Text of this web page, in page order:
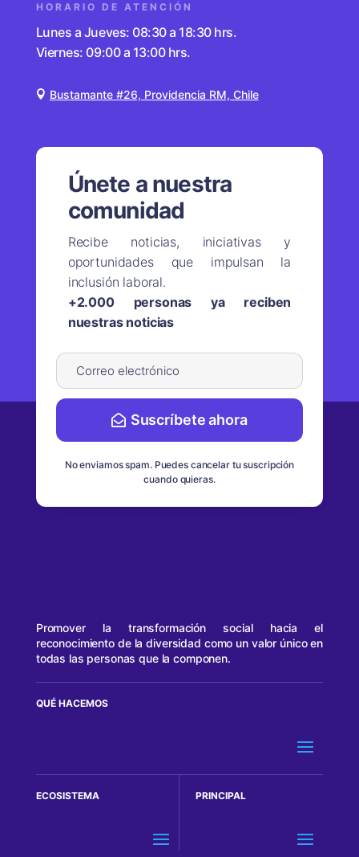
HORARIO DE ATENCIÓN
Lunes a Jueves: 08:30 a 18:30 hrs.
Viernes: 09:00 a 13:00 hrs.
Bustamante #26, Providencia RM, Chile
Únete a nuestra
comunidad
Recibe noticias, iniciativas y
oportunidades que impulsan la
inclusión laboral.
+2.000 personas ya reciben
nuestras noticias
Suscríbete ahora
No enviamos spam. Puedes cancelar tu suscripción
cuando quieras.
Promover la transformación social hacia el
reconocimiento de la diversidad como un valor único en
todas las personas que la componen.
QUÉ HACEMOS
ECOSISTEMA PRINCIPAL